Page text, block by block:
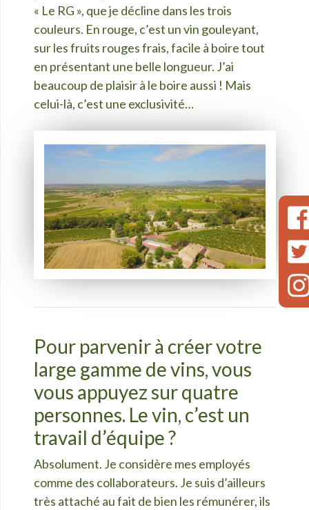
« Le RG », que je décline dans les trois
couleurs. En rouge, c’est un vin gouleyant,
sur les fruits rouges frais, facile à boire tout
en présentant une belle longueur. J’ai
beaucoup de plaisir à le boire aussi ! Mais
celui-là, c’est une exclusivité…
Pour parvenir à créer votre
large gamme de vins, vous
vous appuyez sur quatre
personnes. Le vin, c’est un
travail d’équipe ?
Absolument. Je considère mes employés
comme des collaborateurs. Je suis d’ailleurs
très attaché au fait de bien les rémunérer, ils